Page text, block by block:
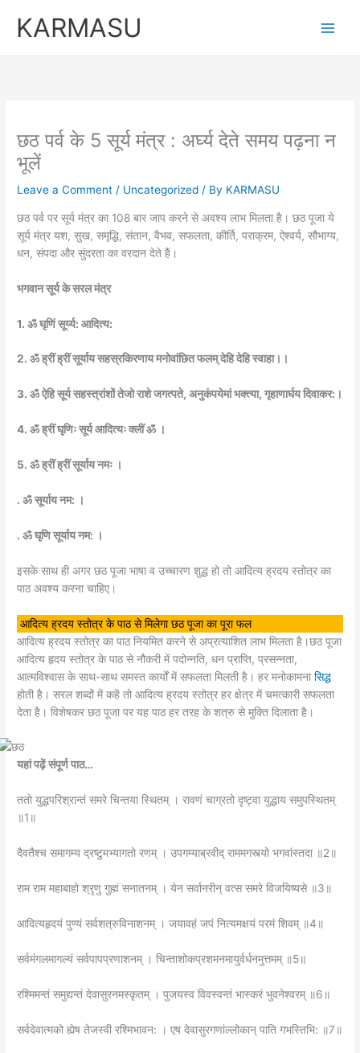
KARMASU
छठ पर्व के 5 सूर्य मंत्र : अर्घ्य देते समय पढ़ना न
भूलें
Leave a Comment / Uncategorized / By KARMASU
छठ पर्व पर सूर्य मंत्र का 108 बार जाप करने से अवश्य लाभ मिलता है। छठ पूजा ये
सूर्य मंत्र यश, सुख, समृद्धि, संतान, वैभव, सफलता, कीर्ति, पराक्रम, ऐश्वर्य, सौभाग्य,
धन, संपदा और सुंदरता का वरदान देते हैं।
भगवान सूर्य के सरल मंत्र
1. ॐ घृ‍णिं सूर्य्य: आदित्य:
2. ॐ ह्रीं ह्रीं सूर्याय सहस्रकिरणाय मनोवांछित फलम् देहि देहि स्वाहा।।
3. ॐ ऐहि सूर्य सहस्त्रांशों तेजो राशे जगत्पते, अनुकंपयेमां भक्त्या, गृहाणार्घय दिवाकर:।
4. ॐ ह्रीं घृणिः सूर्य आदित्यः क्लीं ॐ ।
5. ॐ ह्रीं ह्रीं सूर्याय नमः ।
. ॐ सूर्याय नम: ।
. ॐ घृणि सूर्याय नम: ।
इसके साथ ही अगर छठ पूजा भाषा व उच्चारण शुद्ध हो तो आदित्य ह्रदय स्तोत्र का
पाठ अवश्य करना चाहिए।
आदित्य ह्रदय स्तोत्र के पाठ से मिलेगा छठ पूजा का पूरा फल
आदित्य ह्रदय स्तोत्र का पाठ नियमित करने से अप्रत्याशित लाभ मिलता है।छठ पूजा
आदित्य हृदय स्तोत्र के पाठ से नौकरी में पदोन्नति, धन प्राप्ति, प्रसन्नता,
आत्मविश्वास के साथ-साथ समस्त कार्यों में सफलता मिलती है। हर मनोकामनासिद्ध
होती है। सरल शब्दों में कहें तो आदित्य ह्रदय स्तोत्र हर क्षेत्र में चमत्कारी सफलता
देता है। विशेषकर छठ पूजा पर यह पाठ हर तरह के शत्रु से मुक्ति दिलाता है।
यहां पढ़ें संपूर्ण पाठ…
ततो युद्धपरिश्रान्तं समरे चिन्तया स्थितम्‌ । रावणं चाग्रतो दृष्ट्वा युद्धाय समुपस्थितम्‌
॥1॥
दैवतैश्च समागम्य द्रष्टुमभ्यागतो रणम्‌ । उपगम्याब्रवीद् राममगस्त्यो भगवांस्तदा ॥2॥
राम राम महाबाहो श्रृणु गुह्मं सनातनम्‌ । येन सर्वानरीन्‌ वत्स समरे विजयिष्यसे ॥3॥
आदित्यहृदयं पुण्यं सर्वशत्रुविनाशनम्‌ । जयावहं जपं नित्यमक्षयं परमं शिवम्‌ ॥4॥
सर्वमंगलमागल्यं सर्वपापप्रणाशनम्‌ । चिन्ताशोकप्रशमनमायुर्वर्धनमुत्तमम्‌ ॥5॥
रश्मिमन्तं समुद्यन्तं देवासुरनमस्कृतम्‌ । पुजयस्व विवस्वन्तं भास्करं भुवनेश्वरम्‌ ॥6॥
सर्वदेवात्मको ह्येष तेजस्वी रश्मिभावन: । एष देवासुरगणांल्लोकान्‌ पाति गभस्तिभि: ॥7॥